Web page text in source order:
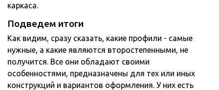
каркаса.
Подведем итоги
Как видим, сразу сказать, какие профили - самые
нужные, а какие являются второстепенными, не
получится. Все они обладают своими
особенностями, предназначены для тех или иных
конструкций и вариантов оформления. У них есть